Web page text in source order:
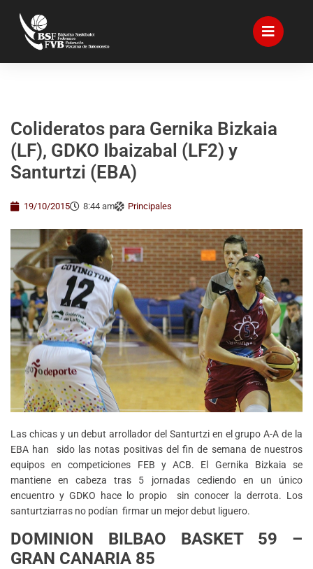
Colideratos para Gernika Bizkaia
(LF), GDKO Ibaizabal (LF2) y
Santurtzi (EBA)
19/10/2015 8:44 am Principales
Las chicas y un debut arrollador del Santurtzi en el grupo A-A de la
EBA han sido las notas positivas del fin de semana de nuestros
equipos en competiciones FEB y ACB. El Gernika Bizkaia se
mantiene en cabeza tras 5 jornadas cediendo en un único
encuentro y GDKO hace lo propio sin conocer la derrota. Los
santurtziarras no podían firmar un mejor debut liguero.
DOMINION BILBAO BASKET 59 –
GRAN CANARIA 85